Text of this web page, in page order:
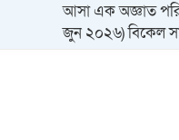
আসা এক অজ্ঞাত
জুন ২০২৬) বিকেল